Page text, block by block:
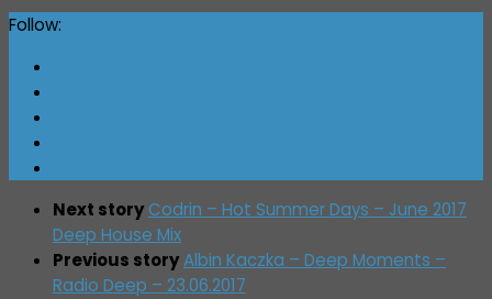
Follow:
Next storyCodrin – Hot Summer Days – June 2017
Deep House Mix
Previous storyAlbin Kaczka – Deep Moments –
Radio Deep – 23.06.2017